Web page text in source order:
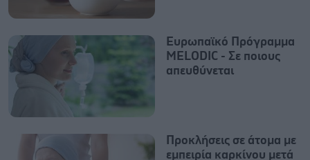
Ευρωπαϊκό Πρόγραμμα
MELODIC - Σε ποιους
απευθύνεται
Προκλήσεις σε άτομα με
εμπειρία καρκίνου μετά